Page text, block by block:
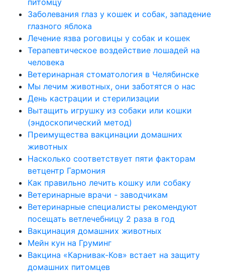
питомцу
Заболевания глаз у кошек и собак, западение
глазного яблока
Лечение язва роговицы у собак и кошек
Терапевтическое воздействие лошадей на
человека
Ветеринарная стоматология в Челябинске
Мы лечим животных, они заботятся о нас
День кастрации и стерилизации
Вытащить игрушку из собаки или кошки
(эндоскопический метод)
Преимущества вакцинации домашних
животных
Насколько соответствует пяти факторам
ветцентр Гармония
Как правильно лечить кошку или собаку
Ветеринарные врачи - заводчикам
Ветеринарные специалисты рекомендуют
посещать ветлечебницу 2 раза в год
Вакцинация домашних животных
Мейн кун на Груминг
Вакцина «Карнивак-Ков» встает на защиту
домашних питомцев